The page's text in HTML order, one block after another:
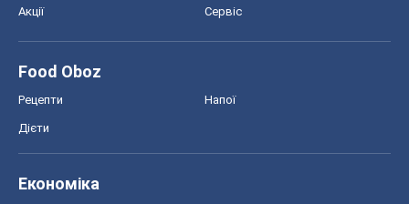
Акції Сервіс
Food Oboz
Рецепти Напої
Дієти
Економіка